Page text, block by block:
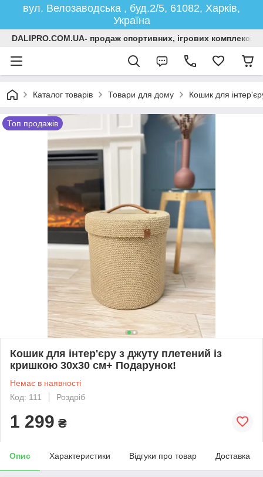
вул. Велозаводська , буд.2/5, 61082, Харків,
Україна
DALIPRO.COM.UA- продаж спортивних, ігрових
Каталог товарів Товари для дому Кошик для
Топ продажів
Кошик для інтер'єру з джуту плетений із
кришкою 30х30 см+ Подарунок!
Немає в наявності
Код: 111
Роздріб
1 299 ₴
Опис Характеристики Відгуки про товар Доставка